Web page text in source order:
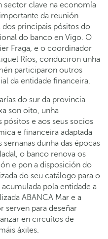
sector clave na economía
da reunión
principais pósitos do
do banco en Vigo. O
Fraga, e o coordinador
Ríos, conduciron unha
participaron outros
da entidade financeira.
do sur da provincia
son oito, unha
e aos seus socios
e financeira adaptada
semanas dunha das épocas
o banco renova os
e pon a disposición do
do seu catálogo para o
pola entidade a
ABANCA Mar e a
para deseñar
en circuítos de
áxiles.